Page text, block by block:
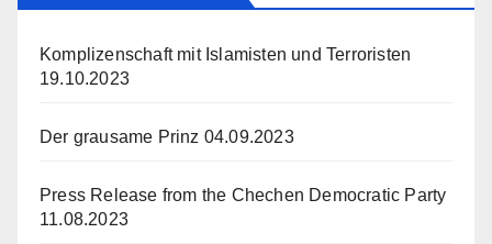
Komplizenschaft mit Islamisten und Terroristen
19.10.2023
Der grausame Prinz 04.09.2023
Press Release from the Chechen Democratic Party
11.08.2023